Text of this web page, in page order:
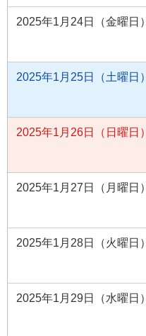
2025年1月24日（金曜日）
2025年1月25日（土曜日）
2025年1月26日（日曜日）
2025年1月27日（月曜日）
2025年1月28日（火曜日）
2025年1月29日（水曜日）